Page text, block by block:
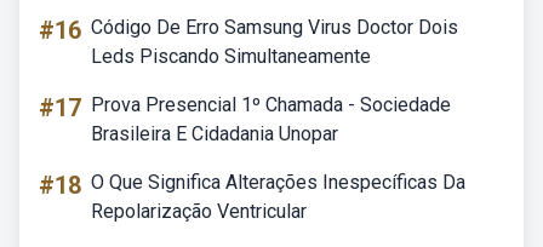
#16 Código De Erro Samsung Virus Doctor Dois
Leds Piscando Simultaneamente
#17 Prova Presencial 1º Chamada - Sociedade
Brasileira E Cidadania Unopar
#18 O Que Significa Alterações Inespecíficas Da
Repolarização Ventricular